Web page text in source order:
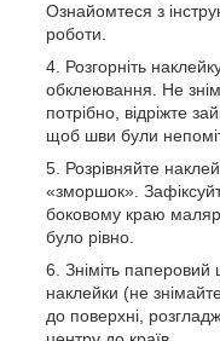
Ознайомтеся з
роботи.
Розгорніть
обклеювання. Не
потрібно, відріжте
щоб шви були
Розрівняйте
«зморшок».
боковому краю
було рівно.
Зніміть паперовий
наклейки (не
до поверхні,